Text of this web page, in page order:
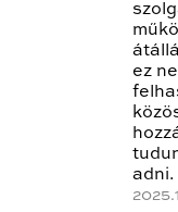
ez
adni.